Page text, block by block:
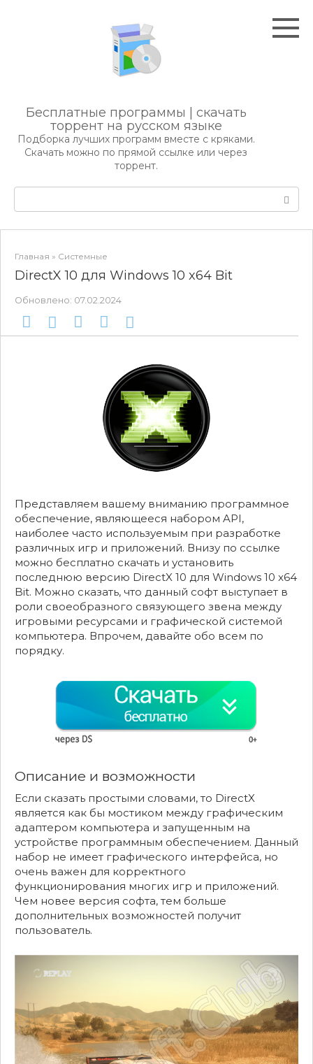
Бесплатные программы | скачать
торрент на русском языке
Подборка лучших программ вместе с кряками.
Скачать можно по прямой ссылке или через
торрент.
Главная » Системные
DirectX 10 для Windows 10 x64 Bit
Обновлено: 07.02.2024
Представляем вашему вниманию программное
обеспечение, являющееся набором API,
наиболее часто используемым при разработке
различных игр и приложений. Внизу по ссылке
можно бесплатно скачать и установить
последнюю версию DirectX 10 для Windows 10 x64
Bit. Можно сказать, что данный софт выступает в
роли своеобразного связующего звена между
игровыми ресурсами и графической системой
компьютера. Впрочем, давайте обо всем по
порядку.
Описание и возможности
Если сказать простыми словами, то DirectX
является как бы мостиком между графическим
адаптером компьютера и запущенным на
устройстве программным обеспечением. Данный
набор не имеет графического интерфейса, но
очень важен для корректного
функционирования многих игр и приложений.
Чем новее версия софта, тем больше
дополнительных возможностей получит
пользователь.